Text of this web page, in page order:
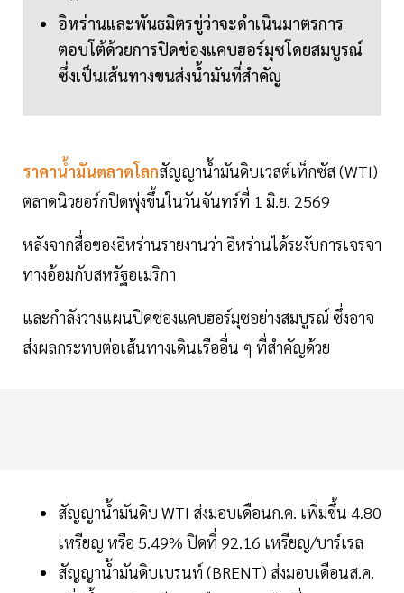
อิหร่านและพันธมิตรขู่ว่าจะดำเนินมาตรการ
ตอบโต้ด้วยการปิดช่องแคบฮอร์มุซโดยสมบูรณ์
ซึ่งเป็นเส้นทางขนส่งน้ำมันที่สำคัญ
ราคาน้ำมันตลาดโลกสัญญาน้ำมันดิบเวสต์เท็กซัส (WTI)
ตลาดนิวยอร์กปิดพุ่งขึ้นในวันจันทร์ที่ 1 มิ.ย. 2569
หลังจากสื่อของอิหร่านรายงานว่า อิหร่านได้ระงับการเจรจา
ทางอ้อมกับสหรัฐอเมริกา
และกำลังวางแผนปิดช่องแคบฮอร์มุซอย่างสมบูรณ์ ซึ่งอาจ
ส่งผลกระทบต่อเส้นทางเดินเรืออื่น ๆ ที่สำคัญด้วย
สัญญาน้ำมันดิบ WTI ส่งมอบเดือนก.ค. เพิ่มขึ้น 4.80
เหรียญ หรือ 5.49% ปิดที่ 92.16 เหรียญ/บาร์เรล
สัญญาน้ำมันดิบเบรนท์ (BRENT) ส่งมอบเดือนส.ค.